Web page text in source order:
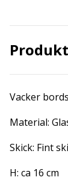
Vacker
Material:
Skick: Fint
H: ca 16 cm